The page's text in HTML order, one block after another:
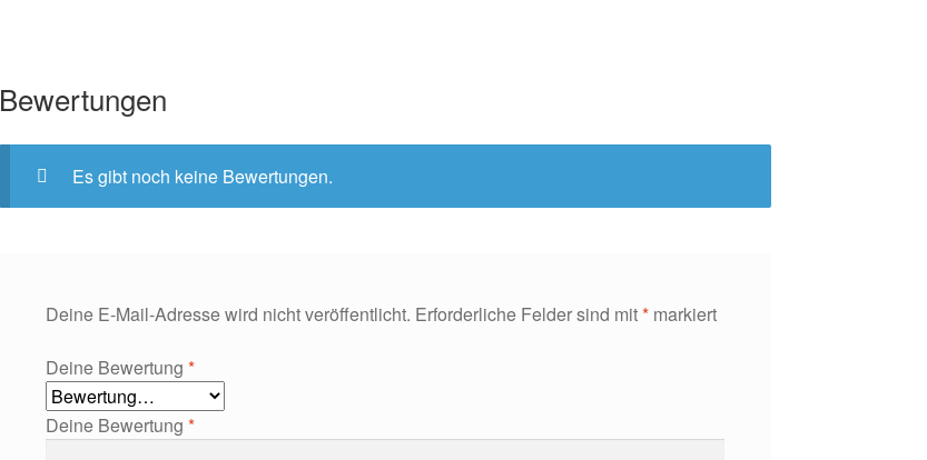
Bewertungen
Es gibt noch keine Bewertungen.
Deine E-Mail-Adresse wird nicht veröffentlicht. Erforderliche Felder sind mit*markiert
Deine Bewertung *
Deine Bewertung *